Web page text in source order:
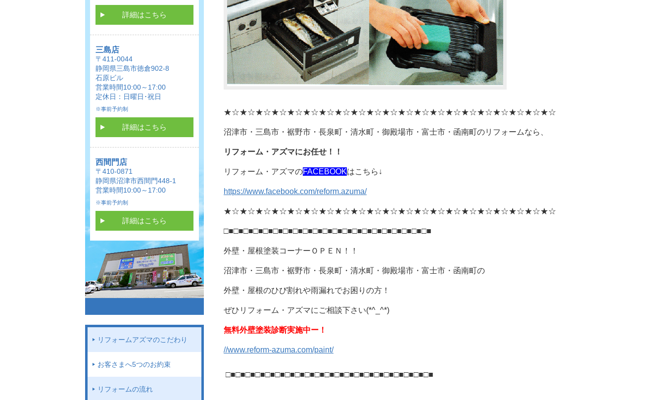
★☆★☆★☆★☆★☆★☆★☆★☆★☆★☆★☆★☆★☆★☆★☆★☆★☆★☆★☆★☆★☆
沼津市・三島市・裾野市・長泉町・清水町・御殿場市・富士市・函南町のリフォームなら、
リフォーム・アズマにお任せ！！
リフォーム・アズマのFACEBOOKはこちら↓
https://www.facebook.com/reform.azuma/
★☆★☆★☆★☆★☆★☆★☆★☆★☆★☆★☆★☆★☆★☆★☆★☆★☆★☆★☆★☆★☆
□■□■□■□■□■□■□■□■□■□■□■□■□■□■□■□■□■□■□■□■□■
外壁・屋根塗装コーナーＯＰＥＮ！！
沼津市・三島市・裾野市・長泉町・清水町・御殿場市・富士市・函南町の
外壁・屋根のひび割れや雨漏れでお困りの方！
ぜひリフォーム・アズマにご相談下さい(*^_^*)
無料外壁塗装診断実施中ー！
//www.reform-azuma.com/paint/
□■□■□■□■□■□■□■□■□■□■□■□■□■□■□■□■□■□■□■□■□■
詳細はこちら
三島店
〒411-0044
静岡県三島市徳倉902-8
石原ビル
営業時間10:00～17:00
定休日：日曜日･祝日
※事前予約制
詳細はこちら
西間門店
〒410-0871
静岡県沼津市西間門448-1
営業時間10:00～17:00
※事前予約制
詳細はこちら
リフォームアズマのこだわり
お客さまへ5つのお約束
リフォームの流れ